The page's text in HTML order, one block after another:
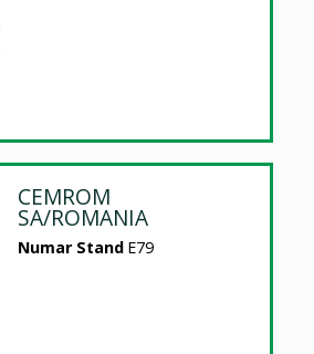
CEMROM
SA/ROMANIA
Numar Stand E79